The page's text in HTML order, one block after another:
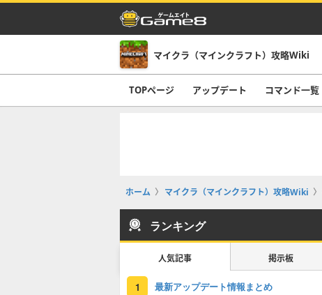
マイクラ（マインクラフト）攻略Wiki
TOPページ アップデート コマンド一覧
ホーム マイクラ（マインクラフト）攻略Wiki
ランキング
人気記事 掲示板
1 最新アップデート情報まとめ